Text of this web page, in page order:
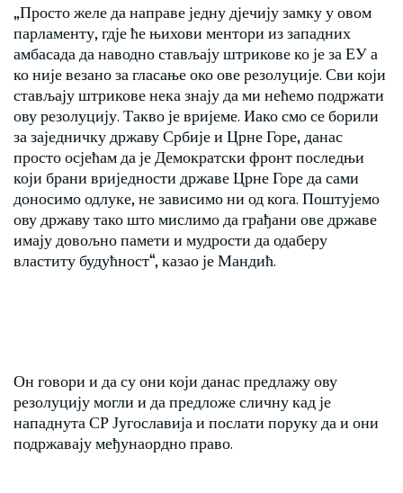
„Просто желе да направе једну дјечију замку у овом
парламенту, гдје ће њихови ментори из западних
амбасада да наводно стављају штрикове ко је за ЕУ а
ко није везано за гласање око ове резолуције. Сви који
стављају штрикове нека знају да ми нећемо подржати
ову резолуцију. Такво је вријеме. Иако смо се борили
за заједничку државу Србије и Црне Горе, данас
просто осјећам да је Демократски фронт последњи
који брани вриједности државе Црне Горе да сами
доносимо одлуке, не зависимо ни од кога. Поштујемо
ову државу тако што мислимо да грађани ове државе
имају довољно памети и мудрости да одаберу
властиту будућност“, казао је Мандић.
Он говори и да су они који данас предлажу ову
резолуцију могли и да предложе сличну кад је
нападнута СР Југославија и послати поруку да и они
подржавају међунаордно право.